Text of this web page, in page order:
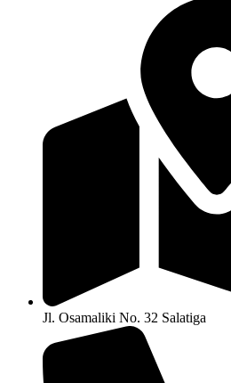
Jl. Osamaliki No. 32 Salatiga